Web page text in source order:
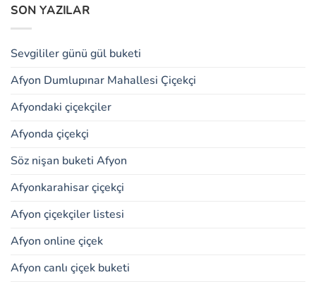
SON YAZILAR
Sevgililer günü gül buketi
Afyon Dumlupınar Mahallesi Çiçekçi
Afyondaki çiçekçiler
Afyonda çiçekçi
Söz nişan buketi Afyon
Afyonkarahisar çiçekçi
Afyon çiçekçiler listesi
Afyon online çiçek
Afyon canlı çiçek buketi